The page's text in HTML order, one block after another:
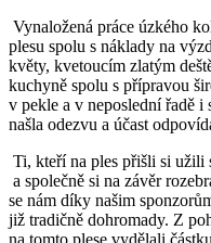
Vynaložená práce úzkého
plesu spolu s náklady na
květy, kvetoucím zlatým
kuchyně spolu s přípravou
v pekle a v neposlední řadě
našla odezvu a účast
Ti, kteří na ples přišli si užili
a společně si na závěr
se nám díky našim
již tradičně dohromady. Z
na tomto plese vydělali